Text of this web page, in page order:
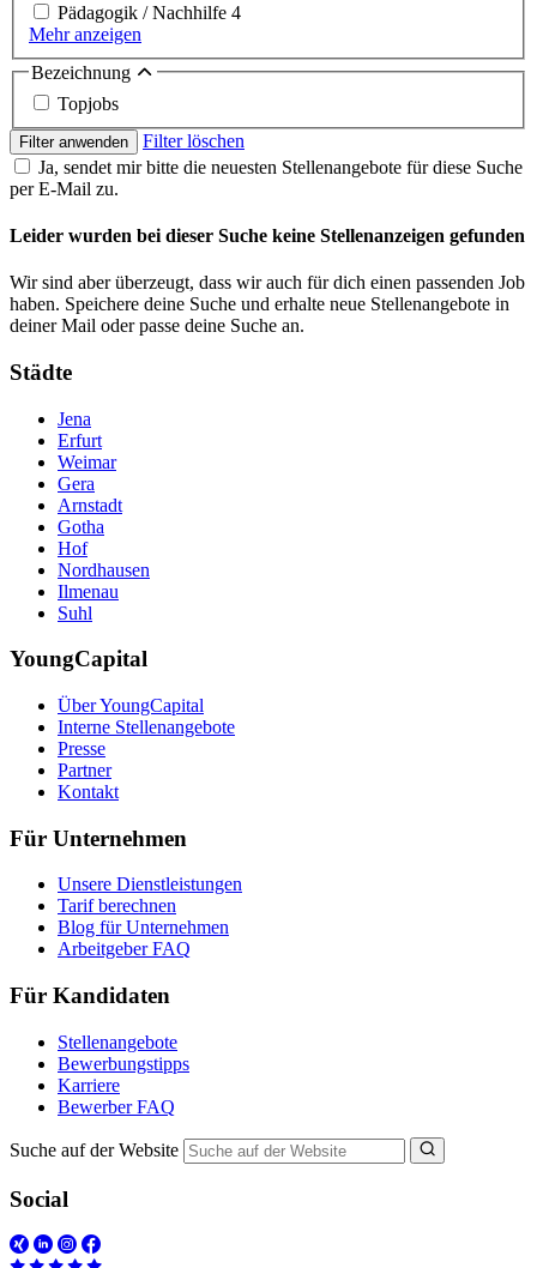
Pädagogik / Nachhilfe 4
Mehr anzeigen
Bezeichnung
Topjobs
Filter anwenden
Filter löschen
Ja, sendet mir bitte die neuesten Stellenangebote für diese Suche
per E-Mail zu.
Leider wurden bei dieser Suche keine Stellenanzeigen gefunden
Wir sind aber überzeugt, dass wir auch für dich einen passenden Job
haben. Speichere deine Suche und erhalte neue Stellenangebote in
deiner Mail oder passe deine Suche an.
Städte
Jena
Erfurt
Weimar
Gera
Arnstadt
Gotha
Hof
Nordhausen
Ilmenau
Suhl
YoungCapital
Über YoungCapital
Interne Stellenangebote
Presse
Partner
Kontakt
Für Unternehmen
Unsere Dienstleistungen
Tarif berechnen
Blog für Unternehmen
Arbeitgeber FAQ
Für Kandidaten
Stellenangebote
Bewerbungstipps
Karriere
Bewerber FAQ
Suche auf der Website
Social